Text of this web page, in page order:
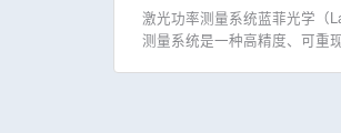
激光功率测量系统蓝菲光学（
测量系统是一种高精度、可重